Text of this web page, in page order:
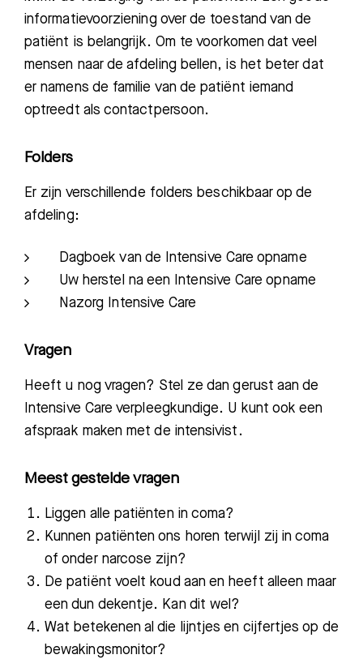
Zoeken
Meest gezocht:
Bezoektijden
Afdelingen
informatievoorziening over de toestand van de
patiënt is belangrijk. Om te voorkomen dat veel
mensen naar de afdeling bellen, is het beter dat
er namens de familie van de patiënt iemand
optreedt als contactpersoon.
Folders
Er zijn verschillende folders beschikbaar op de
afdeling:
Dagboek van de Intensive Care opname
Uw herstel na een Intensive Care opname
Nazorg Intensive Care
Vragen
Heeft u nog vragen? Stel ze dan gerust aan de
Intensive Care verpleegkundige. U kunt ook een
afspraak maken met de intensivist.
Meest gestelde vragen
Liggen alle patiënten in coma?
Kunnen patiënten ons horen terwijl zij in coma
of onder narcose zijn?
De patiënt voelt koud aan en heeft alleen maar
een dun dekentje. Kan dit wel?
Wat betekenen al die lijntjes en cijfertjes op de
bewakingsmonitor?